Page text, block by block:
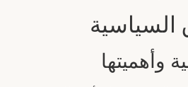
السياسية
وأهميتها